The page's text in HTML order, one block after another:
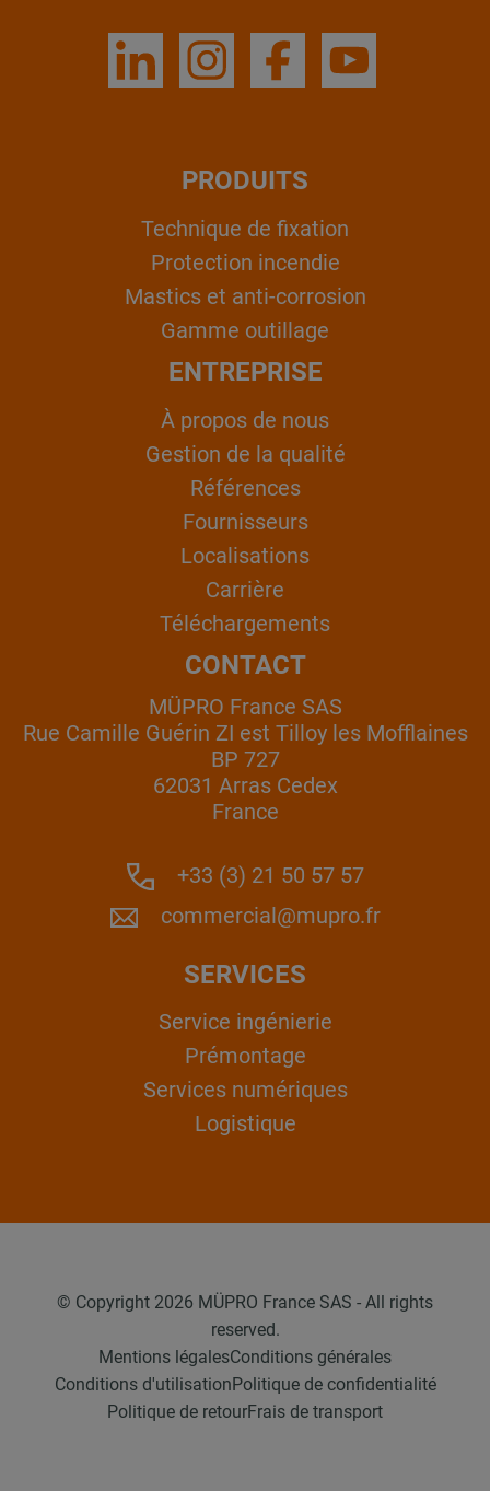
PRODUITS
Technique de fixation
Protection incendie
Mastics et anti-corrosion
Gamme outillage
ENTREPRISE
À propos de nous
Gestion de la qualité
Références
Fournisseurs
Localisations
Carrière
Téléchargements
CONTACT
MÜPRO France SAS
Rue Camille Guérin ZI est Tilloy les Mofflaines
BP 727
62031 Arras Cedex
France
+33 (3) 21 50 57 57
commercial@mupro.fr
SERVICES
Service ingénierie
Prémontage
Services numériques
Logistique
© Copyright 2026 MÜPRO France SAS - All rights
reserved.
Mentions légalesConditions générales
Conditions d'utilisationPolitique de confidentialité
Politique de retourFrais de transport